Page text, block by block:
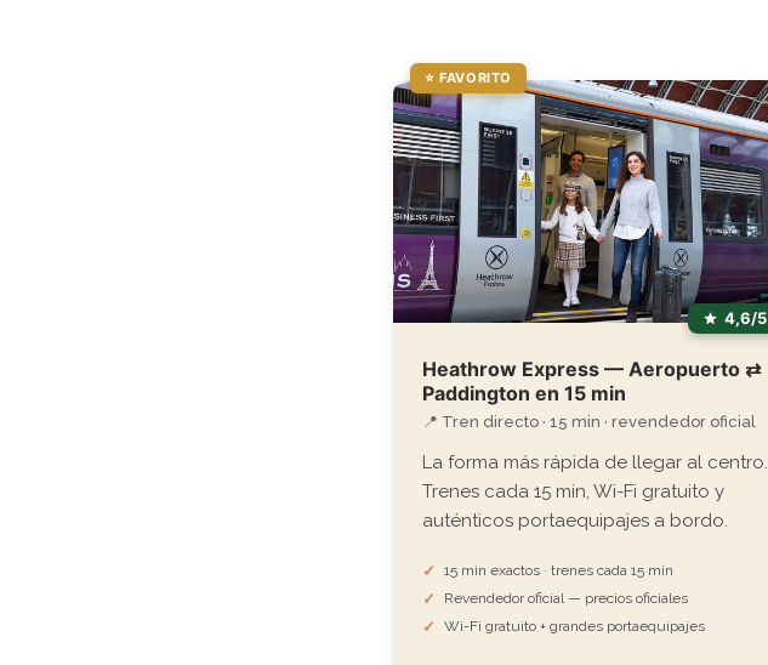
⭐ FAVORITO
4,6/5
Heathrow Express — Aeropuerto ⇄
Paddington en 15 min
📍 Tren directo · 15 min · revendedor oficial
La forma más rápida de llegar al centro.
Trenes cada 15 min, Wi-Fi gratuito y
auténticos portaequipajes a bordo.
15 min exactos · trenes cada 15 min
Revendedor oficial — precios oficiales
Wi-Fi gratuito + grandes portaequipajes